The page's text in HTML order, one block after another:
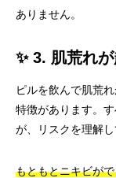
ありません。
✨ 3. 肌荒れ
ピルを飲んで肌荒
特徴があります。
が、リスクを理解
もともとニキビが